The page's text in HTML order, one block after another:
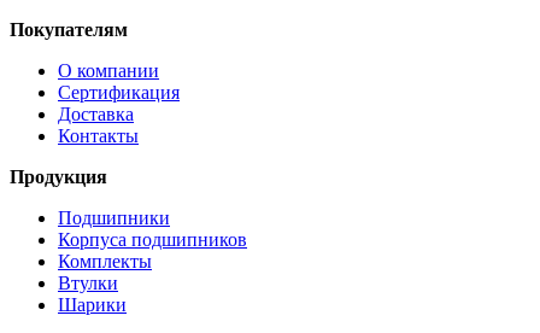
Покупателям
О компании
Сертификация
Доставка
Контакты
Продукция
Подшипники
Корпуса подшипников
Комплекты
Втулки
Шарики